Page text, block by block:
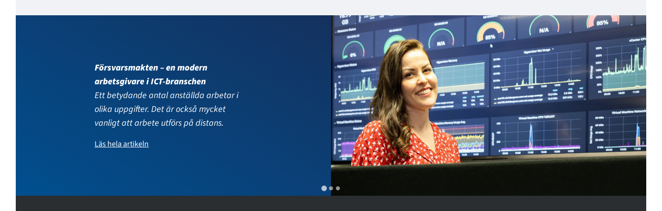
Försvarsmakten satsar kraftigt på
personalens kompetens
Personalen kan regelbundet utveckla sin
egen kompetens.